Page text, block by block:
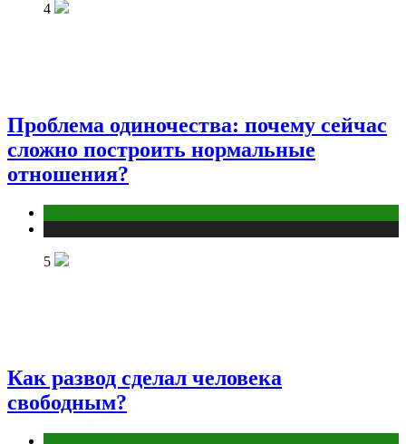
4
Проблема одиночества: почему сейчас
сложно построить нормальные
отношения?
5
Как развод сделал человека
свободным?